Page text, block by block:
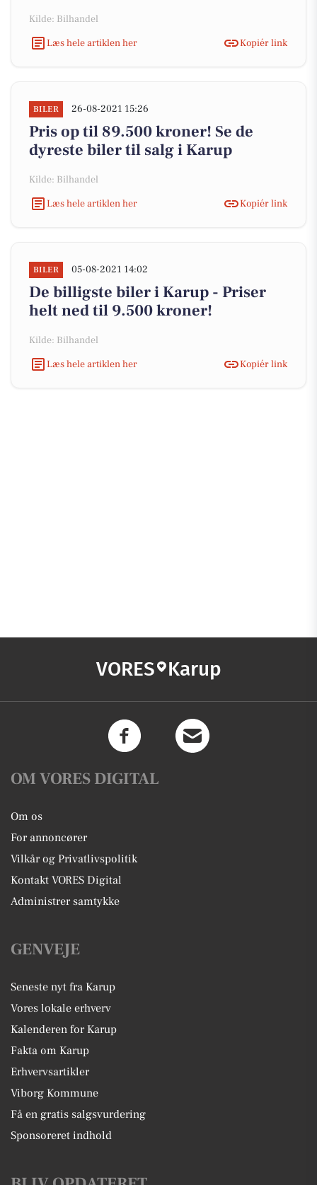
Kilde: Bilhandel
Læs hele artiklen her
Kopiér link
BILER 26-08-2021 15:26
Pris op til 89.500 kroner! Se de
dyreste biler til salg i Karup
Kilde: Bilhandel
Læs hele artiklen her
Kopiér link
BILER 05-08-2021 14:02
De billigste biler i Karup - Priser
helt ned til 9.500 kroner!
Kilde: Bilhandel
Læs hele artiklen her
Kopiér link
VORES Karup
OM VORES DIGITAL
Om os
For annoncører
Vilkår og Privatlivspolitik
Kontakt VORES Digital
Administrer samtykke
GENVEJE
Seneste nyt fra Karup
Vores lokale erhverv
Kalenderen for Karup
Fakta om Karup
Erhvervsartikler
Viborg Kommune
Få en gratis salgsvurdering
Sponsoreret indhold